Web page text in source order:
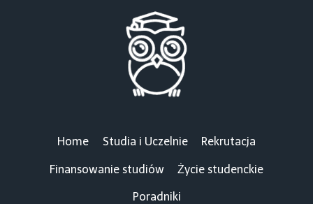
Home Studia i Uczelnie Rekrutacja
Finansowanie studiów Życie studenckie
Poradniki